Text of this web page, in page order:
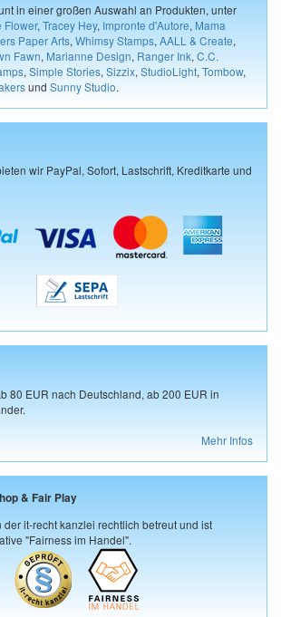
in einer großen Auswahl an Produkten, unter
Flower, Tracey Hey, Impronte d'Autore, Mama
Paper Arts, Whimsy Stamps, AALL & Create,
Fawn, Marianne Design, Ranger Ink, C.C.
, Simple Stories, Sizzix, StudioLight, Tombow,
und Sunny Studio.
wir PayPal, Sofort, Lastschrift, Kreditkarte und
80 EUR nach Deutschland, ab 200 EUR in
Mehr Infos
& Fair Play
it-recht kanzlei rechtlich betreut und ist
"Fairness im Handel".